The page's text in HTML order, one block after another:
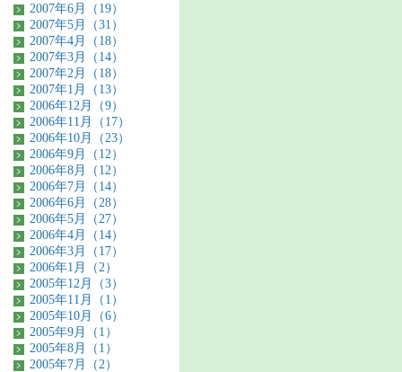
2007年6月（19）
2007年5月（31）
2007年4月（18）
2007年3月（14）
2007年2月（18）
2007年1月（13）
2006年12月（9）
2006年11月（17）
2006年10月（23）
2006年9月（12）
2006年8月（12）
2006年7月（14）
2006年6月（28）
2006年5月（27）
2006年4月（14）
2006年3月（17）
2006年1月（2）
2005年12月（3）
2005年11月（1）
2005年10月（6）
2005年9月（1）
2005年8月（1）
2005年7月（2）